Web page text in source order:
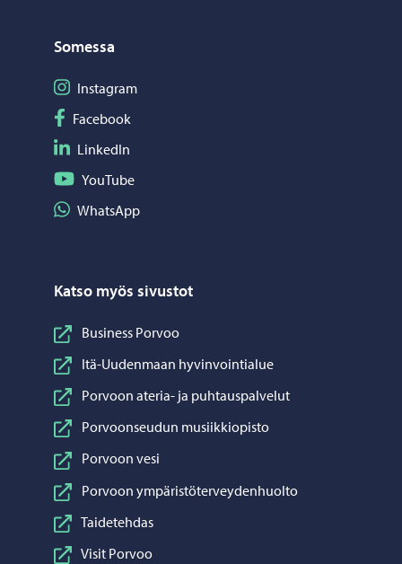
Somessa
Seuraa Instagram
Instagram
Seuraa Facebook
Facebook
Seuraa LinkedIn
LinkedIn
Seuraa YouTube
YouTube
Jaa WhatsApp
WhatsApp
Katso myös sivustot
Business Porvoo
Itä-Uudenmaan hyvinvointialue
Porvoon ateria- ja puhtauspalvelut
Porvoonseudun musiikkiopisto
Porvoon vesi
Porvoon ympäristöterveydenhuolto
Taidetehdas
Visit Porvoo